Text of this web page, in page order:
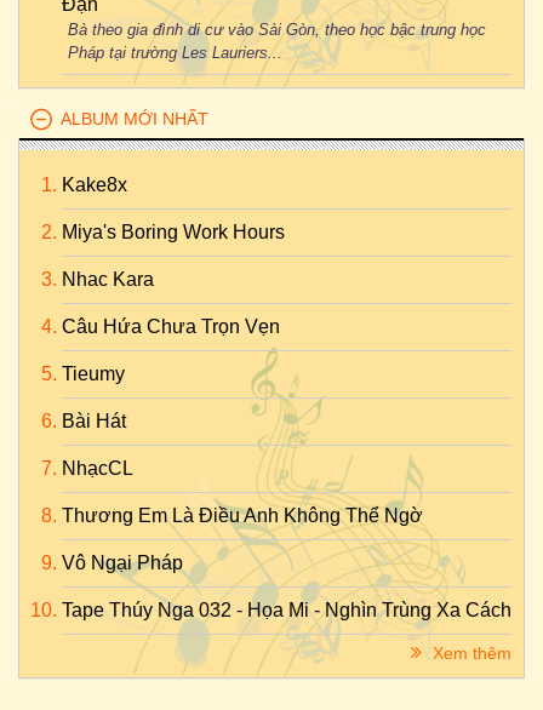
Đận
Bà theo gia đình di cư vào Sài Gòn, theo học bậc trung học
Pháp tại trường Les Lauriers...
ALBUM MỚI NHẤT
Kake8x
Miya's Boring Work Hours
Nhac Kara
Câu Hứa Chưa Trọn Vẹn
Tieumy
Bài Hát
NhạcCL
Thương Em Là Điều Anh Không Thể Ngờ
Vô Ngại Pháp
Tape Thúy Nga 032 - Họa Mi - Nghìn Trùng Xa Cách
Xem thêm